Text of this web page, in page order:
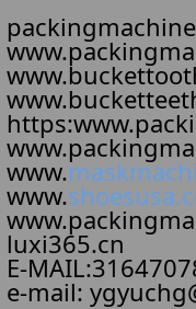
www.
www.
luxi365.cn
E-
e-mail: